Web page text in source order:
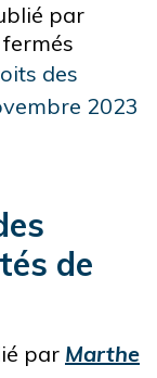
la
des
chutes!
par
La
semaine
des
2023
de
par Marthe